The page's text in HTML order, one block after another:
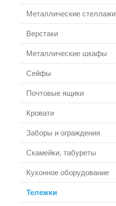
Металлические стеллажи
Верстаки
Металлические шкафы
Сейфы
Почтовые ящики
Кровати
Заборы и ограждения
Скамейки, табуреты
Кухонное оборудование
Тележки